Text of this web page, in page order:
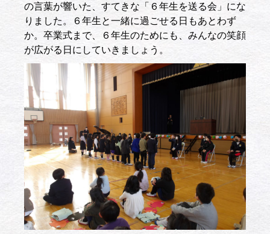
の言葉が響いた、すてきな「６年生を送る会」にな
りました。６年生と一緒に過ごせる日もあとわず
か。卒業式まで、６年生のためにも、みんなの笑顔
が広がる日にしていきましょう。